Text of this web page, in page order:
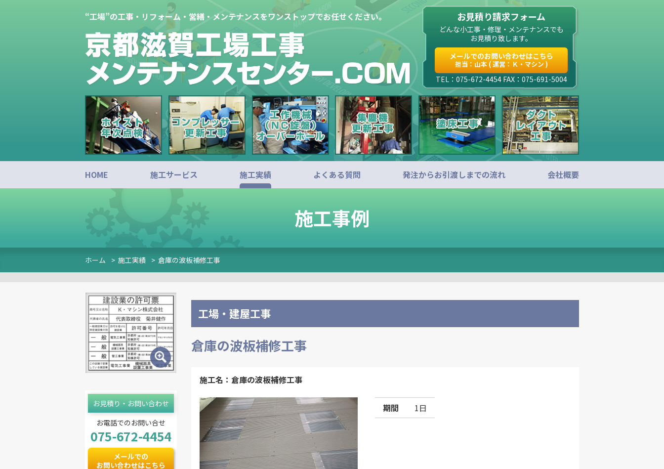
“工場”の工事・リフォーム・営繕・メンテナンスをワンストップでお任せください。 お見積り請求フォーム
どんな小工事・修理・メンテナンスでも
お見積り致します。
メールでのお問い合わせはこちら
担当：山本 ( 運営：Ｋ・マシン )
TEL：075-672-4454 FAX：075-691-5004
HOME 施工サービス 施工実績 よくある質問 発注からお引渡しまでの流れ 会社概要
施工事例
ホーム > 施工実績 > 倉庫の波板補修工事
工場・建屋工事
倉庫の波板補修工事
施工名：倉庫の波板補修工事
期間 1日
お見積り・お問い合わせ
お電話でのお問い合せ
075-672-4454
メールでの
お問い合わせはこちら